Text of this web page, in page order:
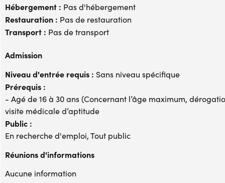
Hébergement : Pas d'hébergement
Restauration : Pas de restauration
Transport : Pas de transport
Admission
Niveau d'entrée requis : Sans niveau spécifique
Prérequis :
- Agé de 16 à 30 ans (Concernant l’âge maximum,
visite médicale d’aptitude
Public :
En recherche d'emploi, Tout public
Réunions d'informations
Aucune information